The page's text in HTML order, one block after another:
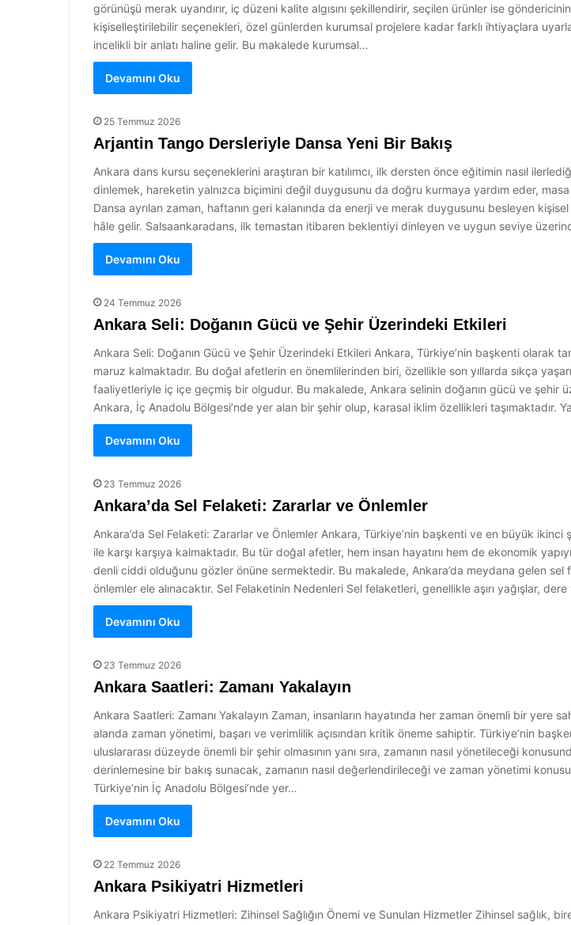
görünüşü merak uyandırır, iç düzeni kalite algısını şekillendirir, seçilen ürünler ise
kişiselleştirilebilir seçenekleri, özel günlerden kurumsal projelere kadar farklı ihtiyaçlara
incelikli bir anlatı haline gelir. Bu makalede kurumsal…
Devamını Oku
25 Temmuz 2026
Arjantin Tango Dersleriyle Dansa Yeni Bir Bakış
Ankara dans kursu seçeneklerini araştıran bir katılımcı, ilk dersten önce eğitimin nasıl
dinlemek, hareketin yalnızca biçimini değil duygusunu da doğru kurmaya yardım eder,
Dansa ayrılan zaman, haftanın geri kalanında da enerji ve merak duygusunu besleyen
hâle gelir. Salsaankaradans, ilk temastan itibaren beklentiyi dinleyen ve uygun seviye
Devamını Oku
24 Temmuz 2026
Ankara Seli: Doğanın Gücü ve Şehir Üzerindeki Etkileri
Ankara Seli: Doğanın Gücü ve Şehir Üzerindeki Etkileri Ankara, Türkiye’nin başkenti
maruz kalmaktadır. Bu doğal afetlerin en önemlilerinden biri, özellikle son yıllarda sıkça
faaliyetleriyle iç içe geçmiş bir olgudur. Bu makalede, Ankara selinin doğanın gücü ve şehir
Ankara, İç Anadolu Bölgesi’nde yer alan bir şehir olup, karasal iklim özellikleri taşımaktadır.
Devamını Oku
23 Temmuz 2026
Ankara’da Sel Felaketi: Zararlar ve Önlemler
Ankara’da Sel Felaketi: Zararlar ve Önlemler Ankara, Türkiye’nin başkenti ve en büyük
ile karşı karşıya kalmaktadır. Bu tür doğal afetler, hem insan hayatını hem de ekonomik
denli ciddi olduğunu gözler önüne sermektedir. Bu makalede, Ankara’da meydana gelen sel
önlemler ele alınacaktır. Sel Felaketinin Nedenleri Sel felaketleri, genellikle aşırı yağışlar,
Devamını Oku
23 Temmuz 2026
Ankara Saatleri: Zamanı Yakalayın
Ankara Saatleri: Zamanı Yakalayın Zaman, insanların hayatında her zaman önemli bir
alanda zaman yönetimi, başarı ve verimlilik açısından kritik öneme sahiptir. Türkiye’nin
uluslararası düzeyde önemli bir şehir olmasının yanı sıra, zamanın nasıl yönetileceği
derinlemesine bir bakış sunacak, zamanın nasıl değerlendirileceği ve zaman yönetimi
Türkiye’nin İç Anadolu Bölgesi’nde yer…
Devamını Oku
22 Temmuz 2026
Ankara Psikiyatri Hizmetleri
Ankara Psikiyatri Hizmetleri: Zihinsel Sağlığın Önemi ve Sunulan Hizmetler Zihinsel sağlık,